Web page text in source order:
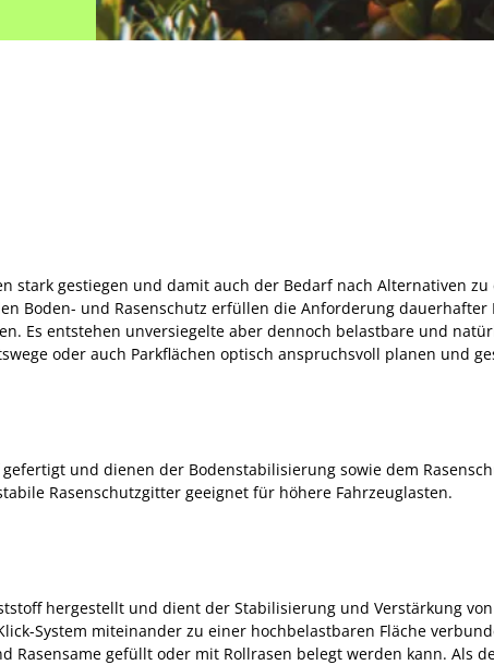
stark gestiegen und damit auch der Bedarf nach Alternativen zu
Boden- und Rasenschutz erfüllen die Anforderung dauerhafter
Es entstehen unversiegelte aber dennoch belastbare und
oder auch Parkflächen optisch anspruchsvoll planen und
und dienen der Bodenstabilisierung sowie dem
Rasenschutzgitter geeignet für höhere Fahrzeuglasten.
hergestellt und dient der Stabilisierung und Verstärkung
System miteinander zu einer hochbelastbaren Fläche
gefüllt oder mit Rollrasen belegt werden kann. Als